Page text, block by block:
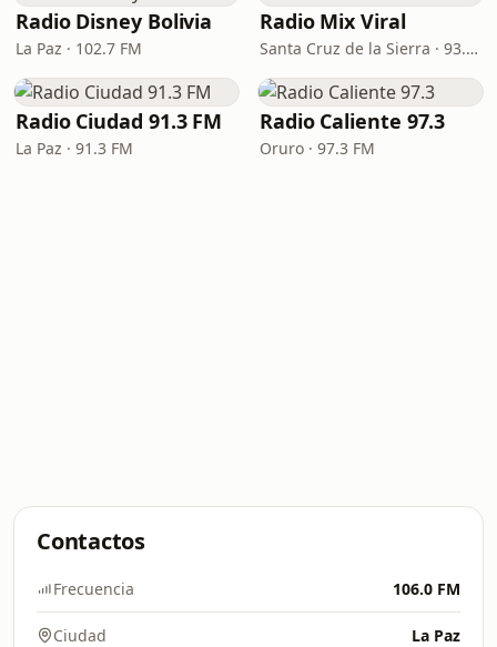
Radio Disney Bolivia
La Paz · 102.7 FM
Radio Mix Viral
Santa Cruz de la Sierra · 93.1 FM
Radio Ciudad 91.3 FM
La Paz · 91.3 FM
Radio Caliente 97.3
Oruro · 97.3 FM
Contactos
Frecuencia 106.0 FM
Ciudad La Paz